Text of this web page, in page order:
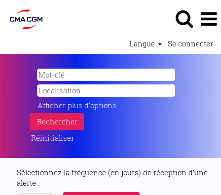
Langue Se connecter
Afficher plus d’options
Réinitialiser
Sélectionnez la fréquence (en jours) de réception d’une
alerte :